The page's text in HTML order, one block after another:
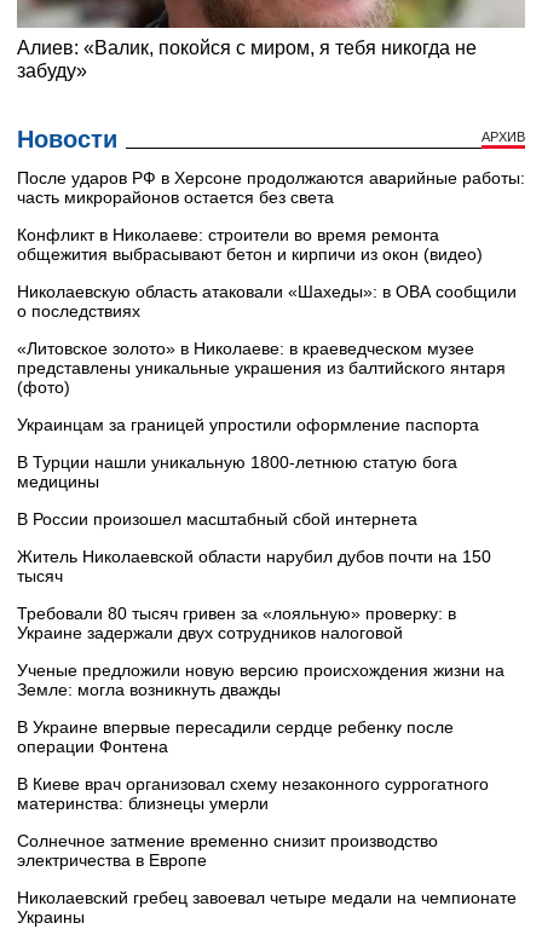
Новости АРХИВ
После ударов РФ в Херсоне продолжаются аварийные работы:
часть микрорайонов остается без света
Конфликт в Николаеве: строители во время ремонта
общежития выбрасывают бетон и кирпичи из окон (видео)
Николаевскую область атаковали «Шахеды»: в ОВА сообщили
о последствиях
«Литовское золото» в Николаеве: в краеведческом музее
представлены уникальные украшения из балтийского янтаря
(фото)
Украинцам за границей упростили оформление паспорта
В Турции нашли уникальную 1800-летнюю статую бога
медицины
В России произошел масштабный сбой интернета
Житель Николаевской области нарубил дубов почти на 150
тысяч
Требовали 80 тысяч гривен за «лояльную» проверку: в
Украине задержали двух сотрудников налоговой
Ученые предложили новую версию происхождения жизни на
Земле: могла возникнуть дважды
В Украине впервые пересадили сердце ребенку после
операции Фонтена
В Киеве врач организовал схему незаконного суррогатного
материнства: близнецы умерли
Солнечное затмение временно снизит производство
электричества в Европе
Николаевский гребец завоевал четыре медали на чемпионате
Украины